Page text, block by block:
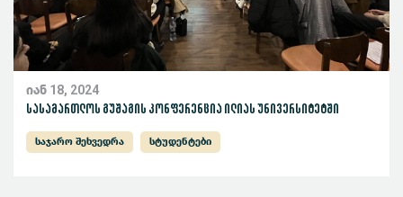
იან 18, 2024
სასამართლოს გუშაგის კონფერენცია ილიას უნივერსიტეტში
საჯარო შეხვედრა სტუდენტები